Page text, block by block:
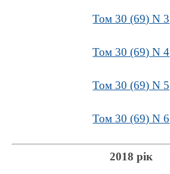
Том 30 (69) N 3
Том 30 (69) N 4
Том 30 (69) N 5
Том 30 (69) N 6
2018 рік